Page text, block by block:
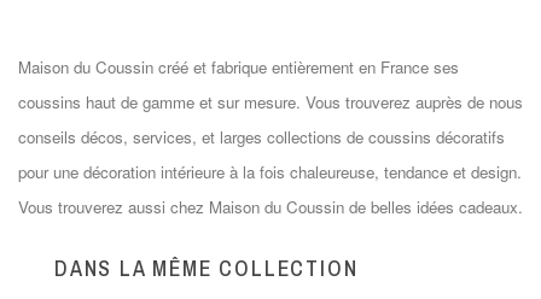
Maison du Coussin créé et fabrique entièrement en France ses
coussins haut de gamme et sur mesure. Vous trouverez auprès de nous
conseils décos, services, et larges collections de coussins décoratifs
pour une décoration intérieure à la fois chaleureuse, tendance et design.
Vous trouverez aussi chez Maison du Coussin de belles idées cadeaux.
DANS LA MÊME COLLECTION